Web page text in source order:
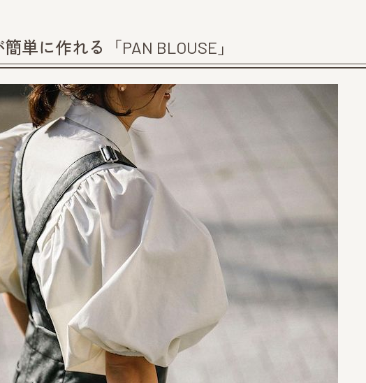
に作れる「PAN BLOUSE」